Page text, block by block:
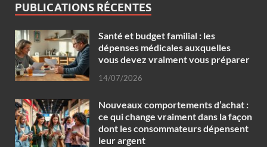
PUBLICATIONS RÉCENTES
Santé et budget familial : les
dépenses médicales auxquelles
vous devez vraiment vous préparer
14/07/2026
Nouveaux comportements d’achat :
ce qui change vraiment dans la façon
dont les consommateurs dépensent
leur argent